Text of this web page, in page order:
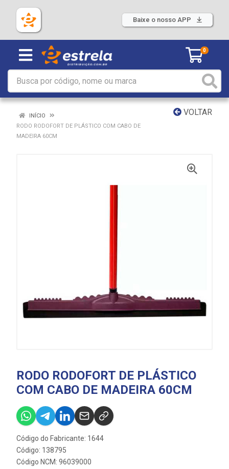
Baixe o nosso APP
0
VOLTAR
INÍCIO
RODO RODOFORT DE PLÁSTICO COM CABO DE
MADEIRA 60CM
RODO RODOFORT DE PLÁSTICO
COM CABO DE MADEIRA 60CM
Código do Fabricante: 1644
Código: 138795
Código NCM: 96039000